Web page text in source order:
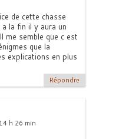
de cette chasse
la fin il y aura un
me semble que c est
que la
explications en plus
Répondre
h 26 min